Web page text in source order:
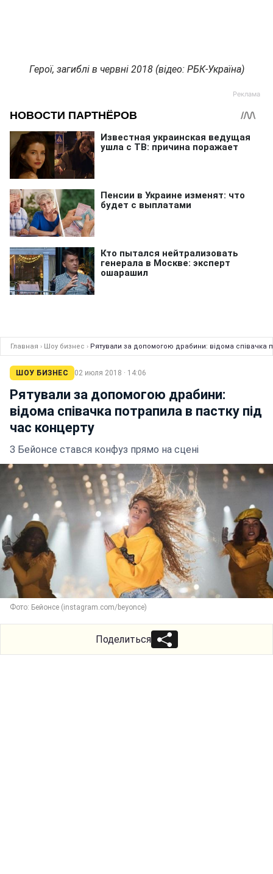
Герої, загиблі в червні 2018 (відео: РБК-Україна)
Главная › Шоу бизнес › Рятували за допомогою драбини: відома співачка
ШОУ БИЗНЕС 02 июля 2018 · 14:06
Рятували за допомогою драбини:
відома співачка потрапила в пастку під
час концерту
З Бейонсе стався конфуз прямо на сцені
Фото: Бейонсе (instagram.com/beyonce)
Поделиться